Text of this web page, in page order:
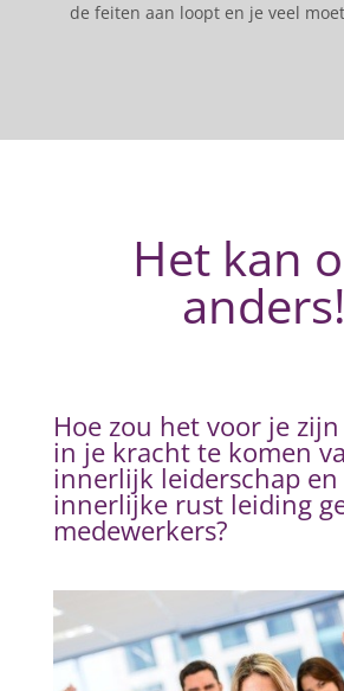
de feiten aan loopt en je veel
Het kan
anders!
Hoe zou het voor je
in je kracht te komen
innerlijk leiderschap
innerlijke rust leiding
medewerkers?